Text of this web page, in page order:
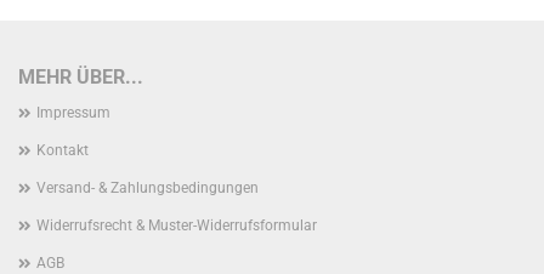
MEHR ÜBER...
Impressum
Kontakt
Versand- & Zahlungsbedingungen
Widerrufsrecht & Muster-Widerrufsformular
AGB